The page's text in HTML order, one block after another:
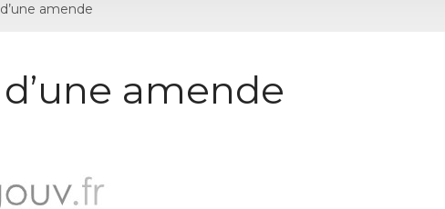
amende
amende